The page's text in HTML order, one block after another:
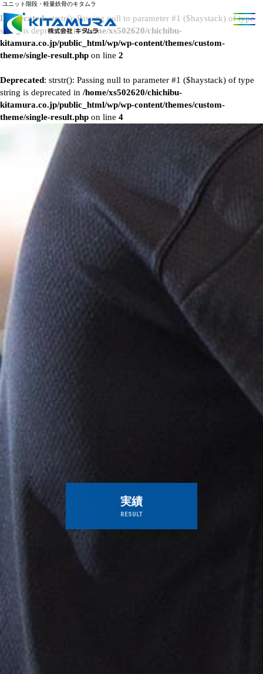
Deprecated: strstr(): Passing null to parameter #1 ($haystack) of type
string is deprecated in/home/xs502620/chichibu-
kitamura.co.jp/public_html/wp/wp-content/themes/custom-
theme/single-result.php on line 2
Deprecated: strstr(): Passing null to parameter #1 ($haystack) of type
string is deprecated in /home/xs502620/chichibu-
kitamura.co.jp/public_html/wp/wp-content/themes/custom-
theme/single-result.php on line 4
ユニット階段・軽量鉄骨のキタムラ
実績
RESULT